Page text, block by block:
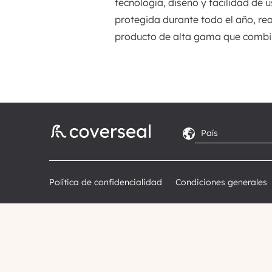
tecnología, diseño y facilidad de
protegida durante todo el año,
producto de alta gama que
Política de confidencialidad Condiciones generales